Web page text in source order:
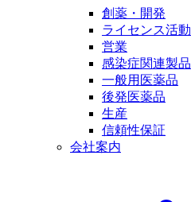
創薬・開発
ライセンス活動
営業
感染症関連製品
一般用医薬品
後発医薬品
生産
信頼性保証
会社案内